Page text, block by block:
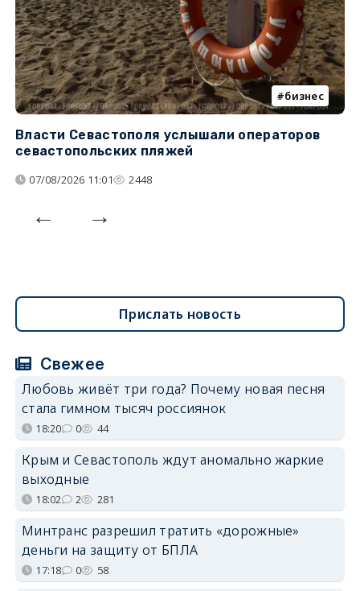
бизнес
Власти Севастополя услышали операторов
севастопольских пляжей
07/08/2026 11:01 2448
Прислать новость
Свежее
Любовь живёт три года? Почему новая песня
стала гимном тысяч россиянок
18:20 0 44
Крым и Севастополь ждут аномально жаркие
выходные
18:02 2 281
Минтранс разрешил тратить «дорожные»
деньги на защиту от БПЛА
17:18 0 58